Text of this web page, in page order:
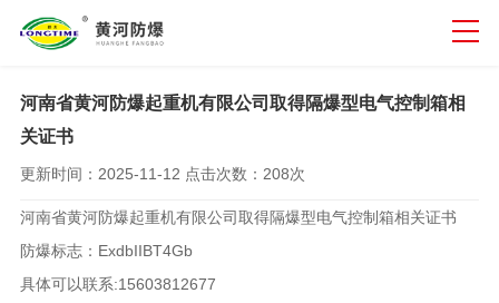
河南省黄河防爆起重机有限公司取得隔爆型电气控制箱相
关证书
更新时间： 2025-11-12 点击次数： 208次
河南省黄河防爆起重机有限公司取得隔爆型电气控制箱相关证书
防爆标志：ExdbIIBT4Gb
具体可以联系:15603812677